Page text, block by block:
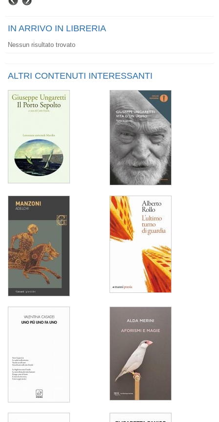
IN ARRIVO IN LIBRERIA
Nessun risultato trovato
ALTRI CONTENUTI INTERESSANTI